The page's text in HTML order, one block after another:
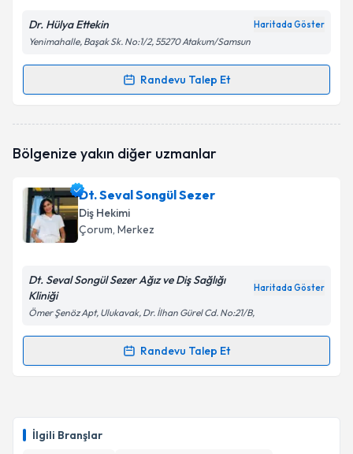
İlgili Branşlar
Dr. Hülya Ettekin Haritada Göster
Yenimahalle, Başak Sk. No:1/2, 55270 Atakum/Samsun
Randevu Talep Et
Randevu Takvimi Talebi
oluşturun. Size bu uzmandan randevu almanız için bir
E-posta Adresiniz
Kişisel verilerimin işlenmesine ilişkin
Aydınlatma
kapsamda işlenmesini kabul ediyorum.
Takvim Talebini Gönder
Bölgenize yakın diğer uzmanlar
Dt. Seval Songül Sezer
Diş Hekimi
Çorum, Merkez
Dt. Seval Songül Sezer Ağız ve Diş Sağlığı
Kliniği
Haritada Göster
Ömer Şenöz Apt, Ulukavak, Dr. İlhan Gürel Cd. No:21/B,
Randevu Talep Et
Randevu Takvimi Talebi
takvim hazırlandığında e-posta ile bilgilendireceğiz.